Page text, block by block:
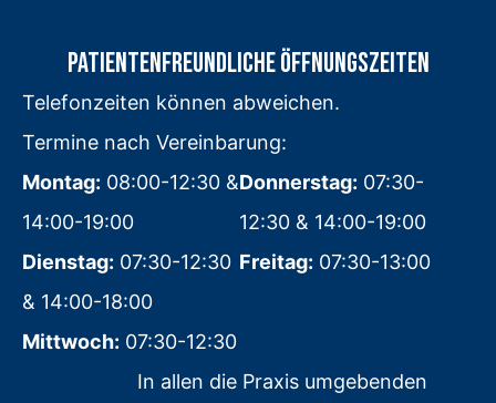
PATIENTENFREUNDLICHE ÖFFNUNGSZEITEN
Telefonzeiten können abweichen.
Termine nach Vereinbarung:
Montag: 08:00-12:30 &
14:00-19:00
Dienstag: 07:30-12:30
& 14:00-18:00
Mittwoch: 07:30-12:30
Donnerstag: 07:30-
12:30 & 14:00-19:00
Freitag: 07:30-13:00
In allen die Praxis umgebenden